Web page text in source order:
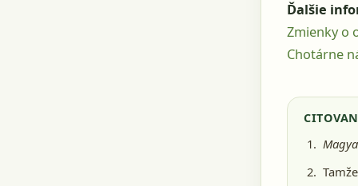
Ďalšie
Zmienky o
Chotárne